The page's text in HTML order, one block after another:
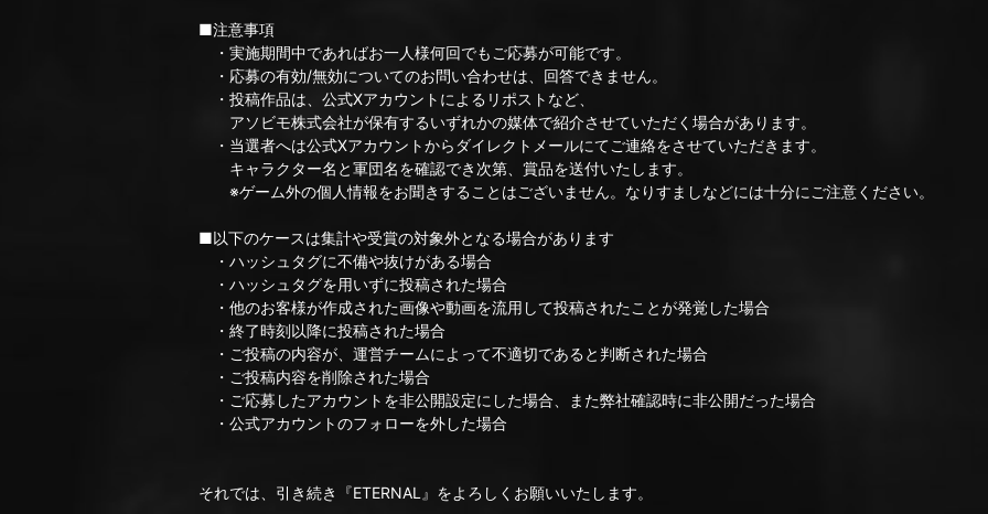
■注意事項
・実施期間中であればお一人様何回でもご応募が可能です。
・応募の有効/無効についてのお問い合わせは、回答できません。
・投稿作品は、公式Xアカウントによるリポストなど、
アソビモ株式会社が保有するいずれかの媒体で紹介させていただく場合があります。
・当選者へは公式Xアカウントからダイレクトメールにてご連絡をさせていただきます。
キャラクター名と軍団名を確認でき次第、賞品を送付いたします。
※ゲーム外の個人情報をお聞きすることはございません。なりすましなどには十分にご注意ください。
■以下のケースは集計や受賞の対象外となる場合があります
・ハッシュタグに不備や抜けがある場合
・ハッシュタグを用いずに投稿された場合
・他のお客様が作成された画像や動画を流用して投稿されたことが発覚した場合
・終了時刻以降に投稿された場合
・ご投稿の内容が、運営チームによって不適切であると判断された場合
・ご投稿内容を削除された場合
・ご応募したアカウントを非公開設定にした場合、また弊社確認時に非公開だった場合
・公式アカウントのフォローを外した場合
それでは、引き続き『ETERNAL』をよろしくお願いいたします。